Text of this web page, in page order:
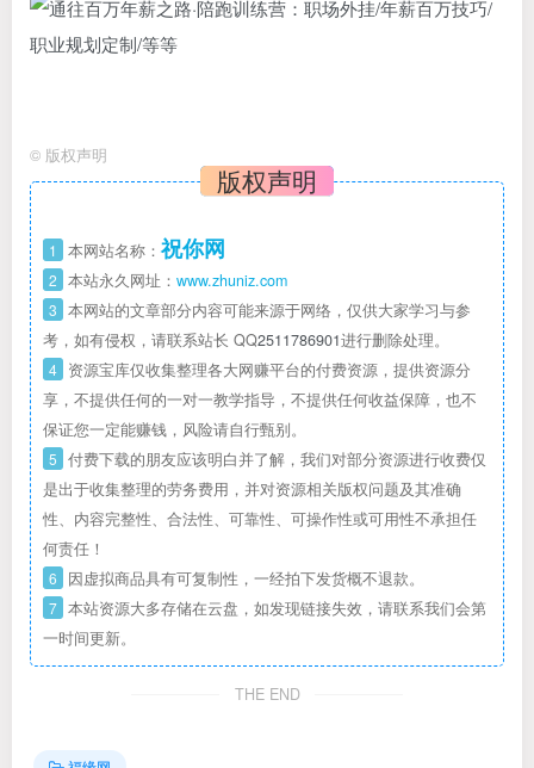
© 版权声明
版权声明
1 本网站名称： 祝你网
2 本站永久网址： www.zhuniz.com
3 本网站的文章部分内容可能来源于网络，仅供大家学习与参
考，如有侵权，请联系站长 QQ2511786901进行删除处理。
4 资源宝库仅收集整理各大网赚平台的付费资源，提供资源分
享，不提供任何的一对一教学指导，不提供任何收益保障，也不
保证您一定能赚钱，风险请自行甄别。
5 付费下载的朋友应该明白并了解，我们对部分资源进行收费仅
是出于收集整理的劳务费用，并对资源相关版权问题及其准确
性、内容完整性、合法性、可靠性、可操作性或可用性不承担任
何责任！
6 因虚拟商品具有可复制性，一经拍下发货概不退款。
7 本站资源大多存储在云盘，如发现链接失效，请联系我们会第
一时间更新。
THE END